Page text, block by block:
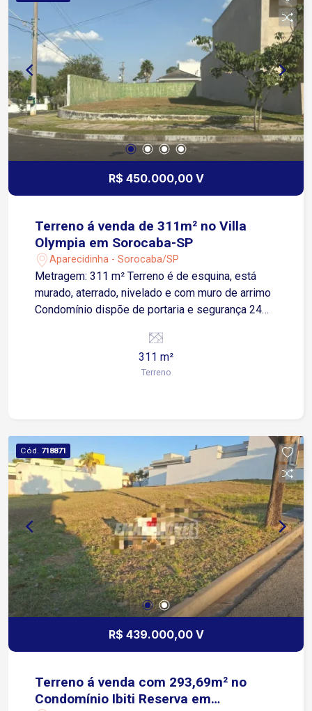
R$ 450.000,00 V
Terreno á venda de 311m² no Villa
Olympia em Sorocaba-SP
Aparecidinha - Sorocaba/SP
Metragem: 311 m² Terreno é de esquina, está
murado, aterrado, nivelado e com muro de arrimo
Condomínio dispõe de portaria e segurança 24
quiosque e playground. Localização: Perto de
faculdade, rede de supermercado, prefeitura,
padaria real, parque natural Chico Mendes, fácil
311 m²
Terreno
Cód. 718871
R$ 439.000,00 V
Terreno á venda com 293,69m² no
Condomínio Ibiti Reserva em